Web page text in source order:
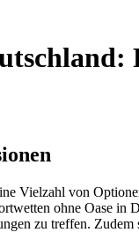
Vielzahl von
ohne Oase in
zu treffen.